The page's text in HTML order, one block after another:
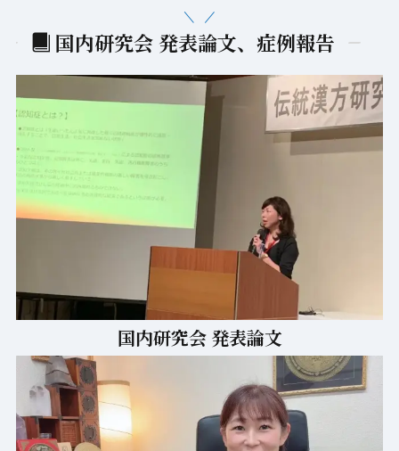
国内研究会 発表論文、症例報告
国内研究会 発表論文